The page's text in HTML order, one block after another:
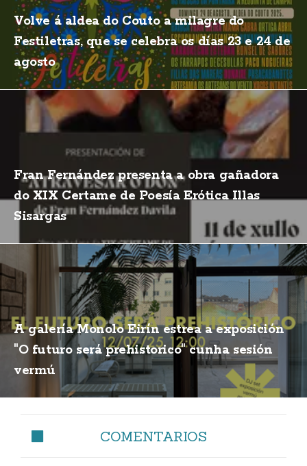
Volve á aldea do Couto a milagre do
Festiletras, que se celebra os días 23 e 24 de
agosto
Fran Fernández presenta a obra gañadora
do XIX Certame de Poesía Erótica Illas
Sisargas
A galería Monolo Eirín estrea a exposición
"O futuro será prehistorico" cunha sesión
vermú
COMENTARIOS